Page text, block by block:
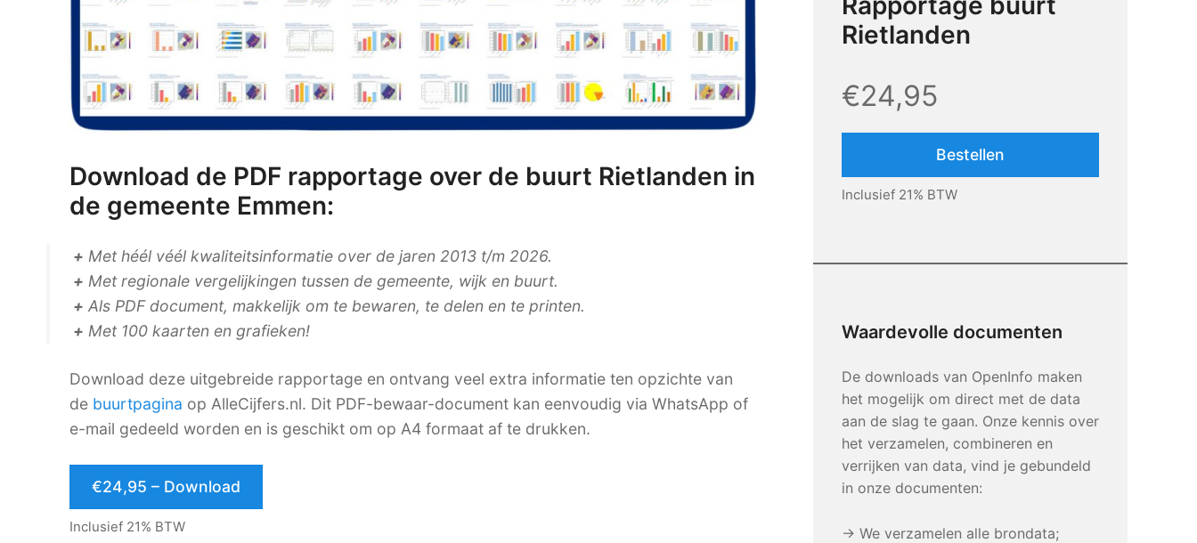
Download de PDF rapportage over de buurt Rietlanden in
de gemeente Emmen:
+ Met héél véél kwaliteitsinformatie over de jaren 2013 t/m 2026.
+ Met regionale vergelijkingen tussen de gemeente, wijk en buurt.
+ Als PDF document, makkelijk om te bewaren, te delen en te printen.
+ Met 100 kaarten en grafieken!
Download deze uitgebreide rapportage en ontvang veel extra informatie ten opzichte van
de buurtpagina op AlleCijfers.nl. Dit PDF-bewaar-document kan eenvoudig via WhatsApp of
e-mail gedeeld worden en is geschikt om op A4 formaat af te drukken.
€24,95 – Download
Inclusief 21% BTW
Rietlanden
€24,95
Bestellen
Inclusief 21% BTW
Waardevolle documenten
De downloads van OpenInfo maken
het mogelijk om direct met de data
aan de slag te gaan. Onze kennis over
het verzamelen, combineren en
verrijken van data, vind je gebundeld
in onze documenten:
→ We verzamelen alle brondata;